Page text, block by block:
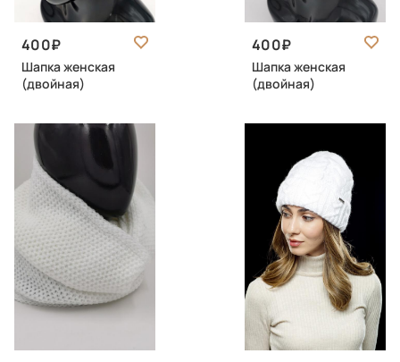
400
Шапка женская
(двойная)
400
Шапка женская
(двойная)